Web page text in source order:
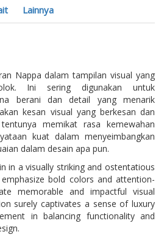
Lainnya
Nappa dalam tampilan visual yang
Ini sering digunakan untuk
berani dan detail yang menarik
kesan visual yang berkesan dan
memikat rasa kemewahan
kuat dalam menyeimbangkan
dalam desain apa pun.
in a visually striking and ostentatious
bold colors and attention-
memorable and impactful visual
surely captivates a sense of luxury
in balancing functionality and